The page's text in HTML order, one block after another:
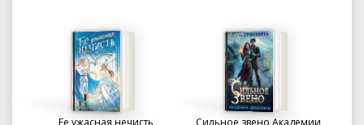
Ее ужасная нечисть Сильное звено Академии